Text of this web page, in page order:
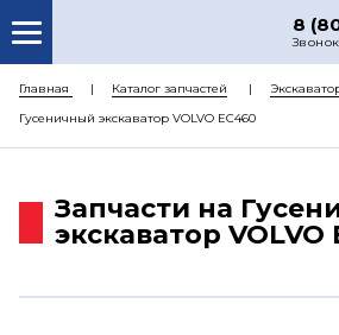
8
О НАС
КАТАЛОГ
ДОСТАВКА
Главная Каталог запчастей
Гусеничный экскаватор VOLVO EC460
Запчасти на
экскаватор VOLVO